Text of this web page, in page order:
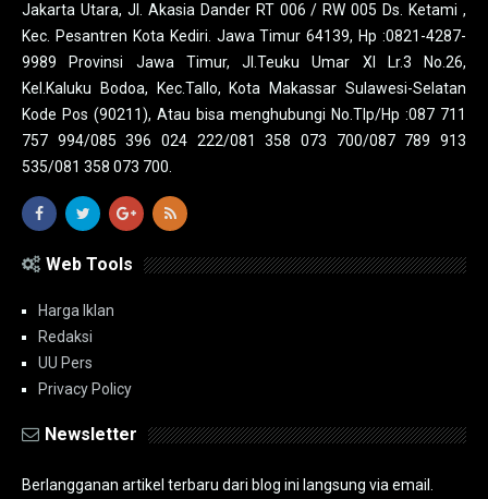
Jakarta Utara, Jl. Akasia Dander RT 006 / RW 005 Ds. Ketami ,
Kec. Pesantren Kota Kediri. Jawa Timur 64139, Hp :0821-4287-
9989 Provinsi Jawa Timur, Jl.Teuku Umar XI Lr.3 No.26,
Kel.Kaluku Bodoa, Kec.Tallo, Kota Makassar Sulawesi-Selatan
Kode Pos (90211), Atau bisa menghubungi No.Tlp/Hp :087 711
757 994/085 396 024 222/081 358 073 700/087 789 913
535/081 358 073 700.
Web Tools
Harga Iklan
Redaksi
UU Pers
Privacy Policy
Newsletter
Berlangganan artikel terbaru dari blog ini langsung via email.